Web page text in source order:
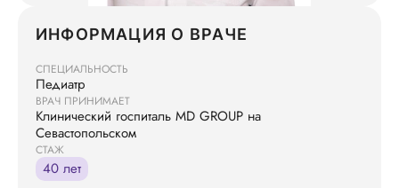
ИНФОРМАЦИЯ О ВРАЧЕ
СПЕЦИАЛЬНОСТЬ
Педиатр
ВРАЧ ПРИНИМАЕТ
Клинический госпиталь MD GROUP на
Севастопольском
СТАЖ
40 лет